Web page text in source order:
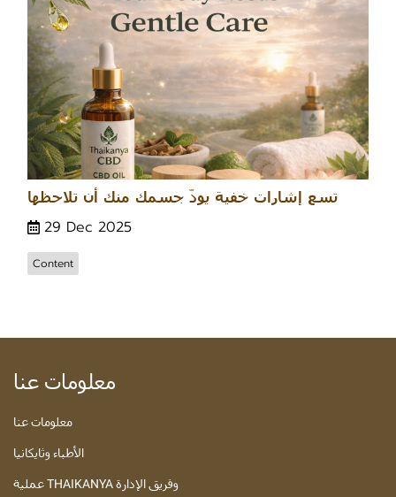
تسع إشارات خفية يودّ جسمك منك أن تلاحظها
29 Dec 2025
Content
معلومات عنا
معلومات عنا
الأطباء وثايكانيا
عملية THAIKANYA وفريق الإدارة